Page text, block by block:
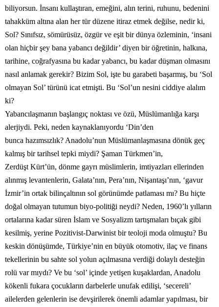
biliyorsun. İnsanı kullaştıran, emeğini, alın terini, ruhunu, bedenini
tahakküm altına alan her tür düzene itiraz etmek değilse, nedir ki,
Sol? Sınıfsız, sömürüsüz, özgür ve eşit bir dünya özleminin, ‘insani
olan hiçbir şey bana yabancı değildir’ diyen bir öğretinin, halkına,
tarihine, coğrafyasına bu kadar yabancı, bu kadar düşman olmasını
nasıl anlamak gerekir? Bizim Sol, işte bu garabeti başarmış, bu ‘Sol
olmayan Sol’ türünü icat etmişti. Bu ‘Sol’un nesini ciddiye alalım
ki?
Yabancılaşmanın başlangıç noktası ve özü, Müslümanlığa karşı
alerjiydi. Peki, neden kaynaklanıyordu ‘Din’den
bunca hazımsızlık? Anadolu’nun Müslümanlaşmasına dönük geç
kalmış bir tarihsel tepki miydi? Şaman Türkmen’in,
Zerdüşt Kürt’ün, dönme gayrı müslimlerin, imtiyazları ellerinden
alınmış levantenlerin, Galata’nın, Pera’nın, Nişantaşı’nın, ‘gavur
İzmir’in ortak bilinçaltının sol görünümde patlaması mı? Bu hiçte
doğal olmayan tutumun biyo-politiği neydi? Neden, 1960’lı yılların
ortalarına kadar süren İslam ve Sosyalizm tartışmaları bıçak gibi
kesilmiş, yerine Pozitivist-Darwinist bir teoloji moda olmuştu? Bu
keskin dönüşümde, Türkiye’nin en büyük otomotiv, ilaç ve finans
tekellerinin bu sahte sol yolun açılmasına verdiği dolaylı desteğin
rolü var mıydı? Ve bu ‘sol’ içinde yetişen kuşaklardan, Anadolu
kökenli fukara çocukların darbelerle unufak edilişi, ‘secereli’
ailelerden gelenlerin ise devşirilerek önemli adamlar yapılması, bir